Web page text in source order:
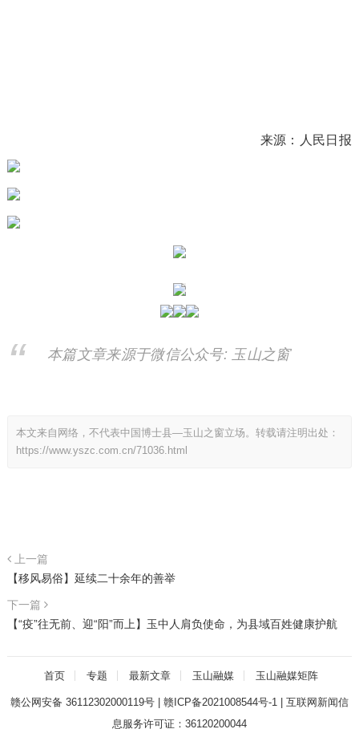
来源：人民日报
本篇文章来源于微信公众号: 玉山之窗
本文来自网络，不代表中国博士县—玉山之窗立场。转载请注明出处：
https://www.yszc.com.cn/71036.html
上一篇
【移风易俗】延续二十余年的善举
下一篇
【“疫”往无前、迎“阳”而上】玉中人肩负使命，为县域百姓健康护航
首页 专题 最新文章 玉山融媒 玉山融媒矩阵
赣公网安备 36112302000119号| 赣ICP备2021008544号-1| 互联网新闻信
息服务许可证：36120200044